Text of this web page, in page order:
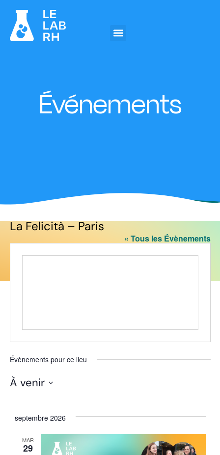
Événements
La Felicità – Paris
« Tous les Évènements
Évènements pour ce lieu
À venir
date.
septembre 2026
MAR
29